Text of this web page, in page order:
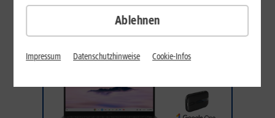
DAUERTIEFPREISE
ASUS Chromebook CX15
Ablehnen
Impressum Datenschutzhinweise Cookie-Infos